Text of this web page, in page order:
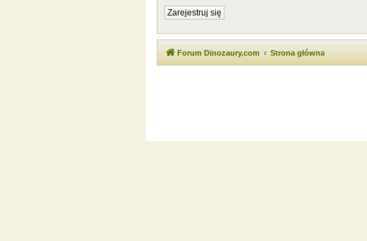
Zarejestruj się
Forum Dinozaury.com Strona główna